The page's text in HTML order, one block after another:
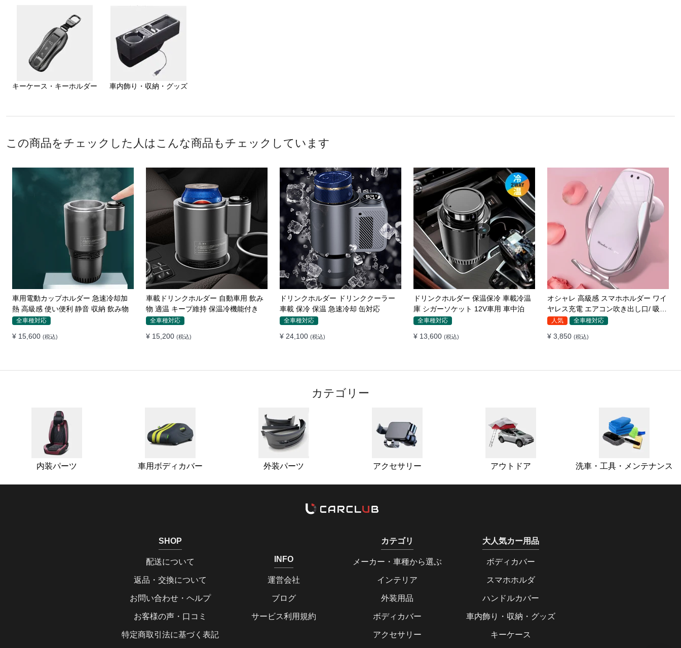
キーケース・キーホルダー 車内飾り・収納・グッズ
この商品をチェックした人はこんな商品もチェックしています
メルセデスベンツ専用 スマホホルダ
ー ワイヤレス充電 吹き出し口用 ライ
ト付きロゴ
ベンツ専用
¥ 7,050 (税込)
カーシートギャップ 漏れ防止パッド
ホンダ シートコンソール 隙間 クッ
ション
全車種対応
¥ 13,630 (税込)
マグネット車載スマホホルダー超強力
吸着 多角度調整 360°回転な台座 車用
ホルダー 折りたたみ式 片手操作 安定
全車種対応
¥ 5,230 (税込)
車載ワイヤレス充電器 LEDライト付
き360度回転 安定性 粘着ゲル吸盤＆
エアコン吹き出し口式兼用 片手操作
ダー
全車種対応
¥ 5,230 (税込)
車載スマホホルダー 超強力吸着 真空
吸盤 携帯ホルダー 多角度調整 360°回
転な台座 車用ホルダー 折りたたみ式
全車種対応
¥ 5,230 (税込)
カテゴリー
内装パーツ 車用ボディカバー 外装パーツ アクセサリー アウトドア 洗車・工具・メンテナンス
SHOP
配送について
返品・交換について
お問い合わせ・ヘルプ
お客様の声・口コミ
特定商取引法に基づく表記
INFO
運営会社
ブログ
サービス利用規約
カテゴリ
メーカー・車種から選ぶ
インテリア
外装用品
ボディカバー
アクセサリー
大人気カー用品
ボディカバー
スマホホルダ
ハンドルカバー
車内飾り・収納・グッズ
キーケース